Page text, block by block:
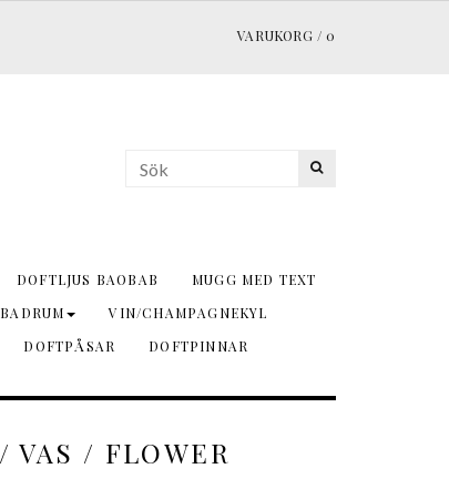
VARUKORG / 0
DOFTLJUS BAOBAB
MUGG MED TEXT
BADRUM
VIN/CHAMPAGNEKYL
DOFTPÅSAR
DOFTPINNAR
VAS / FLOWER